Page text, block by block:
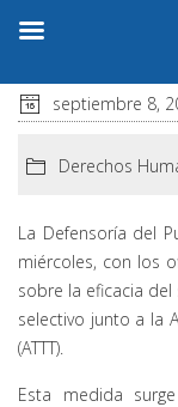
septiembre 8,
Derechos
La Defensoría del
miércoles, con los
sobre la eficacia
selectivo junto a la
(ATTT).
Esta medida